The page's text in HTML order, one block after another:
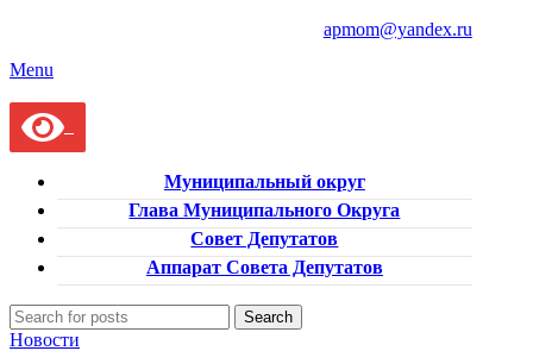
apmom@yandex.ru
Menu
Муниципальный округ
Глава Муниципального Округа
Совет Депутатов
Аппарат Совета Депутатов
Search
Новости